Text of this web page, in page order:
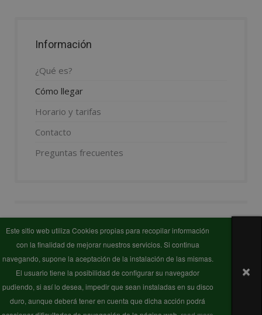
Información
¿Qué es?
Cómo llegar
Horario y tarifas
Contacto
Preguntas frecuentes
Este sitio web utiliza Cookies propias para recopilar información
con la finalidad de mejorar nuestros servicios. Si continua
navegando, supone la aceptación de la instalación de las mismas.
El usuario tiene la posibilidad de configurar su navegador
pudiendo, si así lo desea, impedir que sean instaladas en su disco
duro, aunque deberá tener en cuenta que dicha acción podrá
Propiedad del Parque · www.enkarterri.eus
Gestionado por
· Diseño Responsive - HTML5 and
CSS3